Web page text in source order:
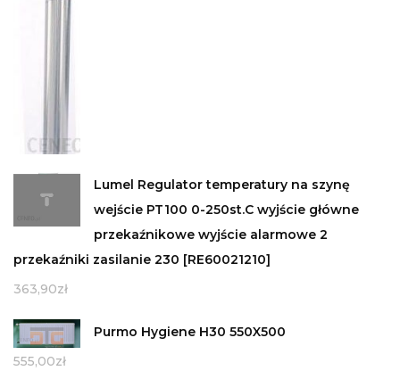
Lumel Regulator temperatury na szynę
wejście PT100 0-250st.C wyjście główne
przekaźnikowe wyjście alarmowe 2
przekaźniki zasilanie 230 [RE60021210]
363,90zł
Purmo Hygiene H30 550X500
555,00zł